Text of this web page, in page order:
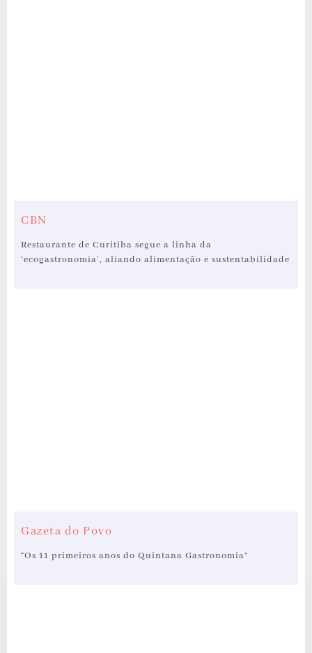
CBN
Restaurante de Curitiba segue a linha da
‘ecogastronomia’, aliando alimentação e sustentabilidade
Gazeta do Povo
“Os 11 primeiros anos do Quintana Gastronomia”